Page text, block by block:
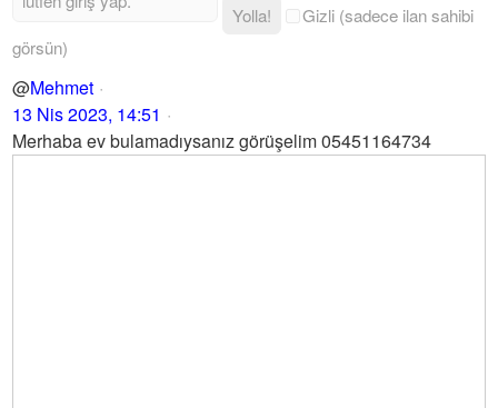
Yolla!
Gizli (sadece ilan sahibi
görsün)
@Mehmet
13 Nis 2023, 14:51
Merhaba ev bulamadıysanız görüşelim 05451164734